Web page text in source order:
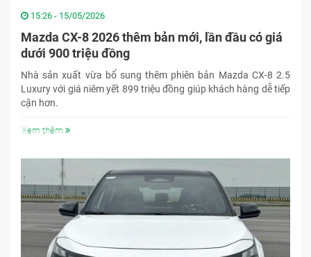
15:26 - 15/05/2026
Mazda CX-8 2026 thêm bản mới, lần đầu có giá
dưới 900 triệu đồng
Nhà sản xuất vừa bổ sung thêm phiên bản Mazda CX-8 2.5
Luxury với giá niêm yết 899 triệu đồng giúp khách hàng dễ tiếp
cận hơn.
Xem thêm